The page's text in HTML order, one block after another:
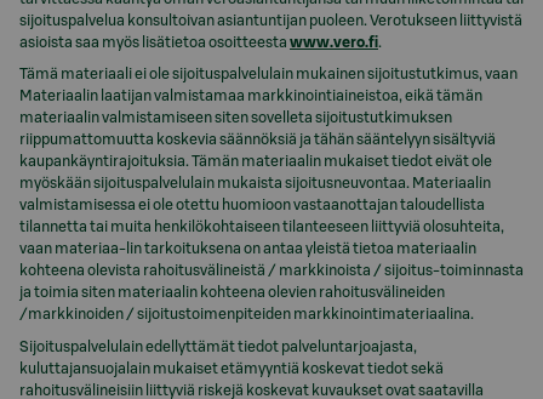
sijoituspalvelua konsultoivan asiantuntijan puoleen. Verotukseen liittyvistä
asioista saa myös lisätietoa osoitteesta www.vero.fi.
Tämä materiaali ei ole sijoituspalvelulain mukainen sijoitustutkimus, vaan
Materiaalin laatijan valmistamaa markkinointiaineistoa, eikä tämän
materiaalin valmistamiseen siten sovelleta sijoitustutkimuksen
riippumattomuutta koskevia säännöksiä ja tähän sääntelyyn sisältyviä
kaupankäyntirajoituksia. Tämän materiaalin mukaiset tiedot eivät ole
myöskään sijoituspalvelulain mukaista sijoitusneuvontaa. Materiaalin
valmistamisessa ei ole otettu huomioon vastaanottajan taloudellista
tilannetta tai muita henkilökohtaiseen tilanteeseen liittyviä olosuhteita,
vaan materiaa-lin tarkoituksena on antaa yleistä tietoa materiaalin
kohteena olevista rahoitusvälineistä / markkinoista / sijoitus-toiminnasta
ja toimia siten materiaalin kohteena olevien rahoitusvälineiden
/markkinoiden / sijoitustoimenpiteiden markkinointimateriaalina.
Sijoituspalvelulain edellyttämät tiedot palveluntarjoajasta,
kuluttajansuojalain mukaiset etämyyntiä koskevat tiedot sekä
rahoitusvälineisiin liittyviä riskejä koskevat kuvaukset ovat saatavilla